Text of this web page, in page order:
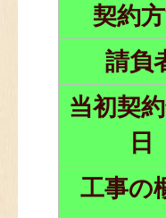
契約
請負
当初契
日
工事の